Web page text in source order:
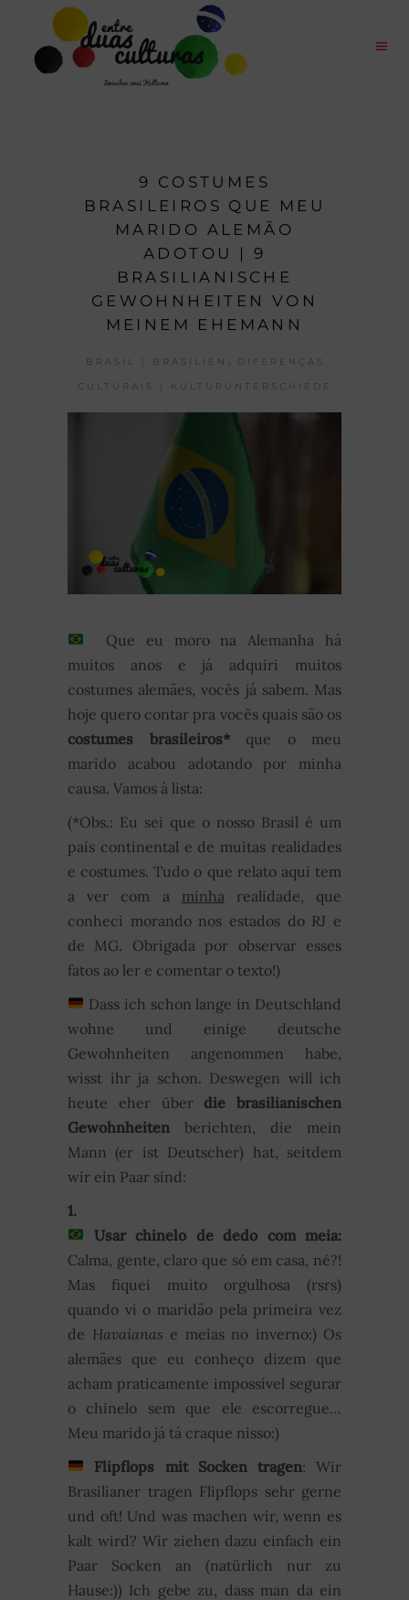
9 COSTUMES
BRASILEIROS QUE MEU
MARIDO ALEMÃO
ADOTOU | 9
BRASILIANISCHE
GEWOHNHEITEN VON
MEINEM EHEMANN
BRASIL | BRASILIEN DIFERENÇAS
CULTURAIS | KULTURUNTERSCHIEDE
Que eu moro na Alemanha há
muitos anos e já adquiri muitos
costumes alemães, vocês já sabem. Mas
hoje quero contar pra vocês quais são os
costumes brasileiros*que o meu
marido acabou adotando por minha
causa. Vamos à lista:
(*Obs.: Eu sei que o nosso Brasil é um
país continental e de muitas realidades
e costumes. Tudo o que relato aqui tem
a ver com a minha realidade, que
conheci morando nos estados do RJ e
de MG. Obrigada por observar esses
fatos ao ler e comentar o texto!)
Dass ich schon lange in Deutschland
wohne und einige deutsche
Gewohnheiten angenommen habe,
wisst ihr ja schon. Deswegen will ich
heute eher über die brasilianischen
Gewohnheiten berichten, die mein
Mann (er ist Deutscher) hat, seitdem
wir ein Paar sind:
1.
Usar chinelo de dedo com meia:
Calma, gente, claro que só em casa, né?!
Mas fiquei muito orgulhosa (rsrs)
quando vi o maridão pela primeira vez
de Havaianas e meias no inverno:) Os
alemães que eu conheço dizem que
acham praticamente impossível segurar
o chinelo sem que ele escorregue…
Meu marido já tá craque nisso:)
Flipflops mit Socken tragen: Wir
Brasilianer tragen Flipflops sehr gerne
und oft! Und was machen wir, wenn es
kalt wird? Wir ziehen dazu einfach ein
Paar Socken an (natürlich nur zu
Hause:)) Ich gebe zu, dass man da ein